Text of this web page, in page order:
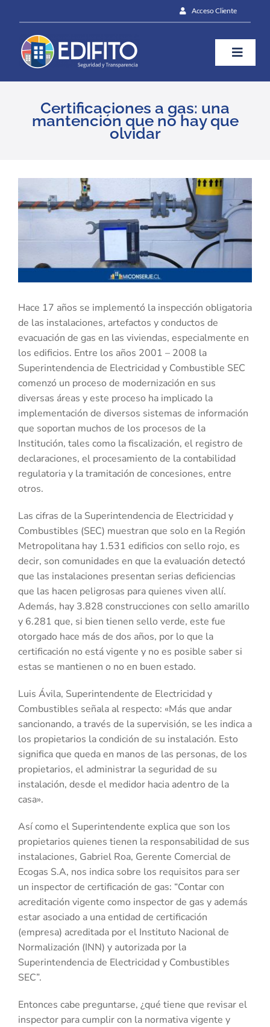
content
Acceso Cliente
Toggle
Blog
Contáctanos
Certificaciones a gas: una
mantención que no hay que
olvidar
Larger
Image
Hace 17 años se implementó la inspección obligatoria
de las instalaciones, artefactos y conductos de
evacuación de gas en las viviendas, especialmente en
los edificios. Entre los años 2001 – 2008 la
Superintendencia de Electricidad y Combustible SEC
comenzó un proceso de modernización en sus
diversas áreas y este proceso ha implicado la
implementación de diversos sistemas de información
que soportan muchos de los procesos de la
Institución, tales como la fiscalización, el registro de
declaraciones, el procesamiento de la contabilidad
regulatoria y la tramitación de concesiones, entre
otros.
Las cifras de la Superintendencia de Electricidad y
Combustibles (SEC) muestran que solo en la Región
Metropolitana hay 1.531 edificios con sello rojo, es
decir, son comunidades en que la evaluación detectó
que las instalaciones presentan serias deficiencias
que las hacen peligrosas para quienes viven allí.
Además, hay 3.828 construcciones con sello amarillo
y 6.281 que, si bien tienen sello verde, este fue
otorgado hace más de dos años, por lo que la
certificación no está vigente y no es posible saber si
estas se mantienen o no en buen estado.
Luis Ávila, Superintendente de Electricidad y
Combustibles señala al respecto: «Más que andar
sancionando, a través de la supervisión, se les indica a
los propietarios la condición de su instalación. Esto
significa que queda en manos de las personas, de los
propietarios, el administrar la seguridad de su
instalación, desde el medidor hacia adentro de la
casa».
Así como el Superintendente explica que son los
propietarios quienes tienen la responsabilidad de sus
instalaciones, Gabriel Roa, Gerente Comercial de
Ecogas S.A, nos indica sobre los requisitos para ser
un inspector de certificación de gas: “Contar con
acreditación vigente como inspector de gas y además
estar asociado a una entidad de certificación
(empresa) acreditada por el Instituto Nacional de
Normalización (INN) y autorizada por la
Superintendencia de Electricidad y Combustibles
SEC”.
Entonces cabe preguntarse, ¿qué tiene que revisar el
inspector para cumplir con la normativa vigente y